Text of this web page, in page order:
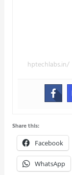
hptechlabs.in/
Share this:
Facebook
WhatsApp